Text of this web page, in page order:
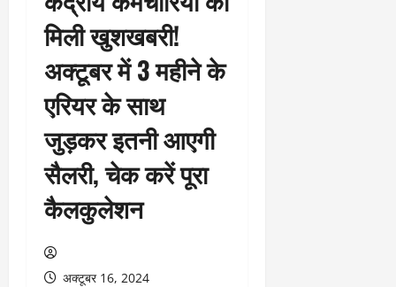
मिली खुशखबरी!
अक्टूबर में 3 महीने के
एरियर के साथ
जुड़कर इतनी आएगी
सैलरी, चेक करें पूरा
कैलकुलेशन
अक्टूबर 16, 2024